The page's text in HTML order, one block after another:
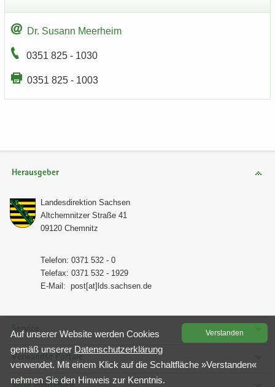
Dr. Su­sann Meer­heim
0351 825 - 1030
0351 825 - 1003
Herausgeber
Lan­des­di­rek­ti­on Sach­sen
Alt­chem­nit­zer Stra­ße 41
09120 Chem­nitz
Te­le­fon: 0371 532 - 0
Te­le­fax: 0371 532 - 1929
E-​Mail: post[at]lds.sach­sen.de
Service
Verwandte Portale
Ver­stan­den
Auf un­se­rer Web­site wer­den Coo­kies
gemäß un­se­rer Da­ten­schutz­er­klä­rung
ver­wen­det. Mit einem Klick auf die Schalt­flä­che »Ver­stan­den«
neh­men Sie den Hin­weis zur Kennt­nis.